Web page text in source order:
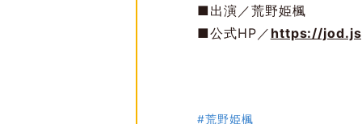
■出演／荒野姫楓
■公式HP／ https://
#荒野姫楓